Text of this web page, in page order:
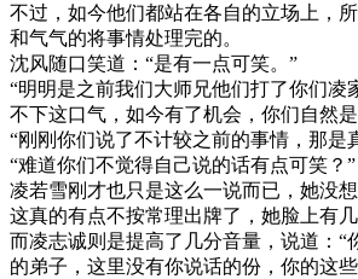
不过，如今他们都站在各自的立场上，
和气气的将事情处理完的。
沈风随口笑道：“是有一点可笑。”
“明明是之前我们大师兄他们打了你们凌
不下这口气，如今有了机会，你们自然
“刚刚你们说了不计较之前的事情，那是
“难道你们不觉得自己说的话有点可笑？”
凌若雪刚才也只是这么一说而已，她没
这真的有点不按常理出牌了，她脸上有几
而凌志诚则是提高了几分音量，说道：“
的弟子，这里没有你说话的份，你的这